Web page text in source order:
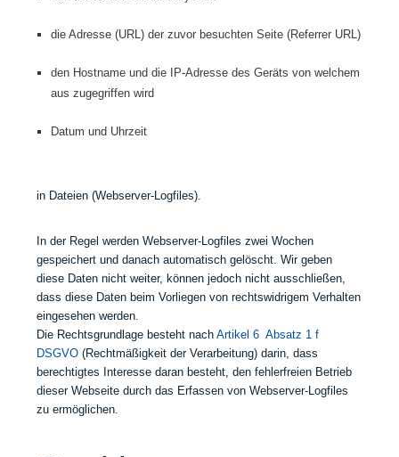
l
w
die Adresse (URL) der zuvor besuchten Seite (Referrer URL)
den Hostname und die IP-Adresse des Geräts von welchem
aus zugegriffen wird
Datum und Uhrzeit
in Dateien (Webserver-Logfiles).
In der Regel werden Webserver-Logfiles zwei Wochen
gespeichert und danach automatisch gelöscht. Wir geben
diese Daten nicht weiter, können jedoch nicht ausschließen,
dass diese Daten beim Vorliegen von rechtswidrigem Verhalten
eingesehen werden.
Die Rechtsgrundlage besteht nach Artikel 6 Absatz 1 f
DSGVO (Rechtmäßigkeit der Verarbeitung) darin, dass
berechtigtes Interesse daran besteht, den fehlerfreien Betrieb
dieser Webseite durch das Erfassen von Webserver-Logfiles
zu ermöglichen.